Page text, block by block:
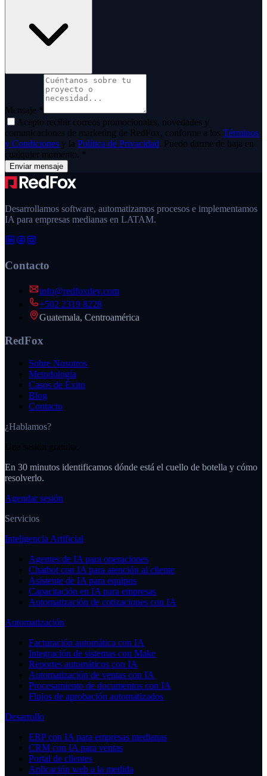
Mensaje *
Acepto recibir correos promocionales, novedades y
comunicaciones de marketing de RedFox, conforme a los Términos
y Condiciones y la Política de Privacidad. Puedo darme de baja en
cualquier momento. *
Enviar mensaje
Desarrollamos software, automatizamos procesos e implementamos
IA para empresas medianas en LATAM.
Contacto
info@redfoxdev.com
+502 2319 8228
Guatemala, Centroamérica
RedFox
Sobre Nosotros
Metodología
Casos de Éxito
Blog
Contacto
¿Hablamos?
En 30 minutos identificamos dónde está el cuello de botella y cómo
resolverlo.
Agendar sesión
Servicios
Inteligencia Artificial
Agentes de IA para operaciones
Chatbot con IA para atención al cliente
Asistente de IA para equipos
Capacitación en IA para empresas
Automatización de cotizaciones con IA
Automatización
Facturación automática con IA
Integración de sistemas con Make
Reportes automáticos con IA
Automatización de ventas con IA
Procesamiento de documentos con IA
Flujos de aprobación automatizados
Desarrollo
ERP con IA para empresas medianas
CRM con IA para ventas
Portal de clientes
Aplicación web a la medida